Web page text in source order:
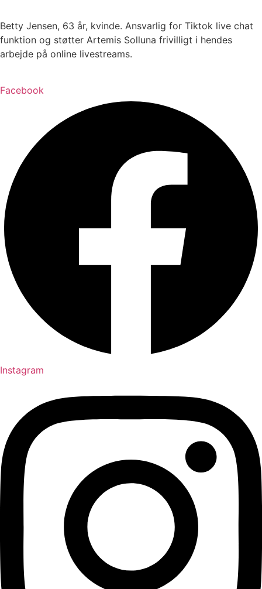
Betty Jensen, 63 år, kvinde. Ansvarlig for Tiktok live chat
funktion og støtter Artemis Solluna frivilligt i hendes
arbejde på online livestreams.
Facebook
Instagram